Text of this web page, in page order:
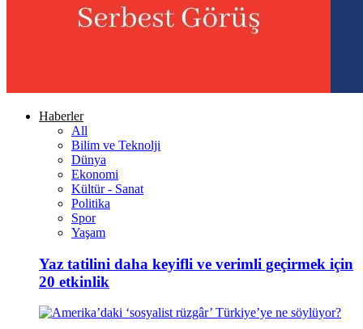
Haberler
All
Bilim ve Teknolji
Dünya
Ekonomi
Kültür - Sanat
Politika
Spor
Yaşam
Yaz tatilini daha keyifli ve verimli geçirmek için
20 etkinlik